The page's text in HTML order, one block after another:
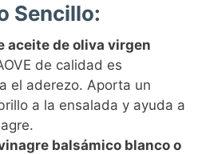
Sencillo:
aceite de oliva virgen
de calidad es
el aderezo. Aporta un
a la ensalada y ayuda a
balsámico blanco o